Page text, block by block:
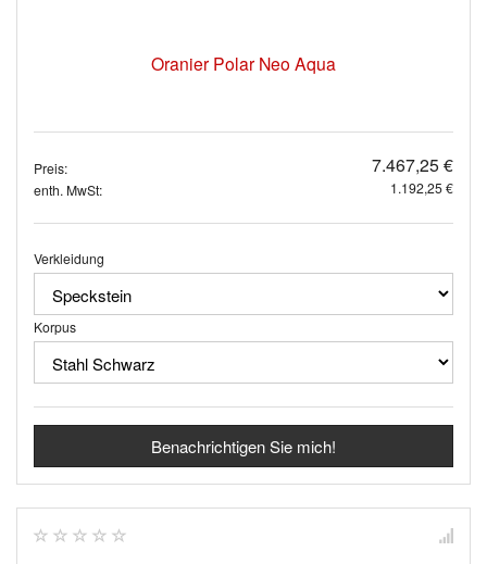
Oranier Polar Neo Aqua
Preis: 7.467,25 €
enth. MwSt: 1.192,25 €
Verkleidung
Korpus
Benachrichtigen Sie mich!